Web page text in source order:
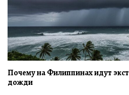
Почему на Филиппинах идут
дожди